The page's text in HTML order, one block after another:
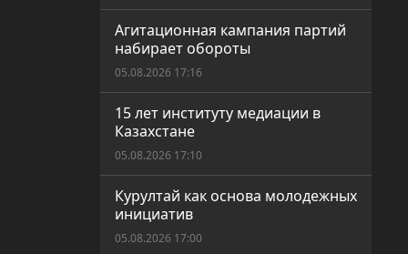
Агитационная кампания партий
набирает обороты
05.08.2026 17:16
15 лет институту медиации в
Казахстане
05.08.2026 17:10
Курултай как основа молодежных
инициатив
05.08.2026 17:00